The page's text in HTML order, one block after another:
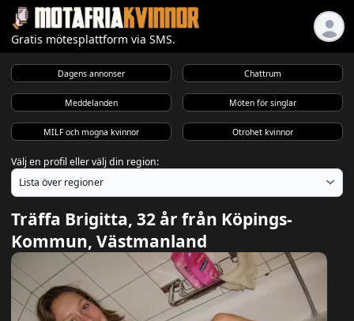
Gratis mötesplattform via SMS.
Dagens annonser Chattrum
Meddelanden Möten för singlar
MILF och mogna kvinnor Otrohet kvinnor
Välj en profil eller välj din region:
Träffa Brigitta, 32 år från Köpings-
Kommun, Västmanland